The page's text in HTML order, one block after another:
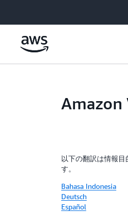
Amazon
以下の翻訳は情報
す。
Bahasa Indonesia
Deutsch
Español